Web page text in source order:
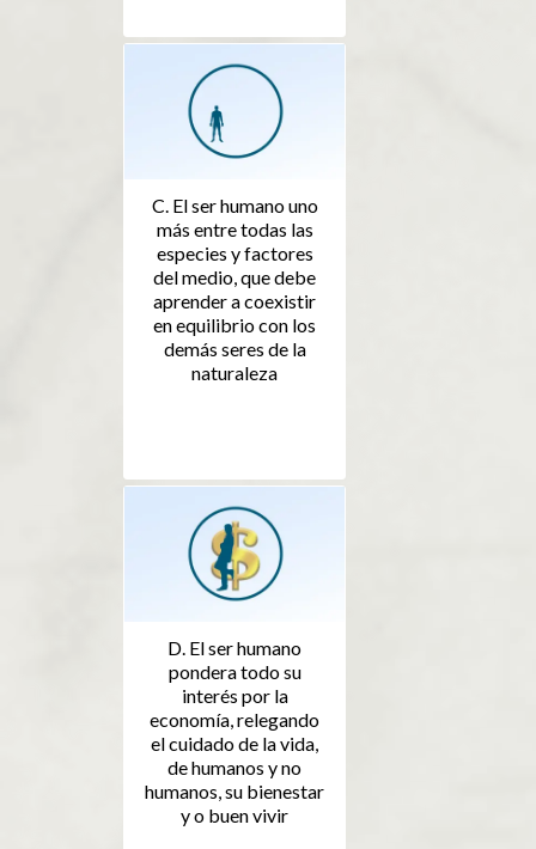
C. El ser humano uno
más entre todas las
especies y factores
del medio, que debe
aprender a coexistir
en equilibrio con los
demás seres de la
naturaleza
D. El ser humano
pondera todo su
interés por la
economía, relegando
el cuidado de la vida,
de humanos y no
humanos, su bienestar
y o buen vivir